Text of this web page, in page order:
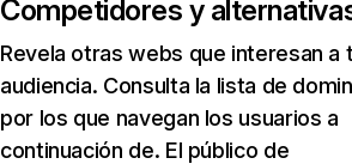
Competidores y
Revela otras webs que interesan a
audiencia. Consulta la lista de
por los que navegan los usuarios a
continuación de. El público de